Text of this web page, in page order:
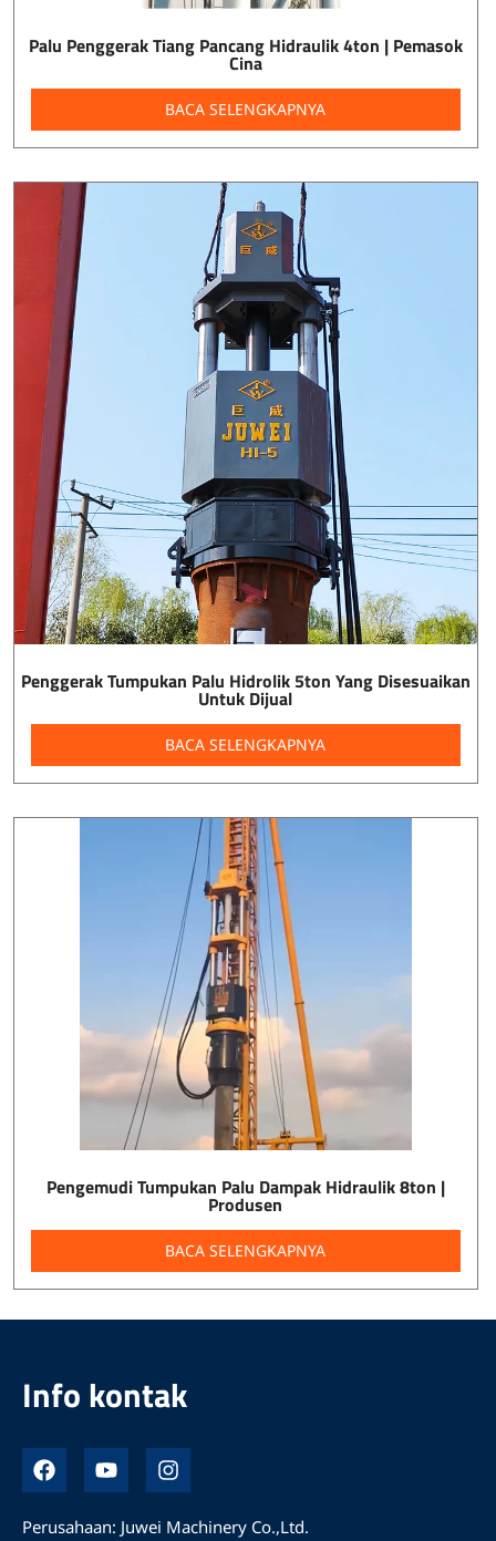
Palu Penggerak Tiang Pancang Hidraulik 4ton | Pemasok
Cina
BACA SELENGKAPNYA
Penggerak Tumpukan Palu Hidrolik 5ton Yang Disesuaikan
Untuk Dijual
BACA SELENGKAPNYA
Pengemudi Tumpukan Palu Dampak Hidraulik 8ton |
Produsen
BACA SELENGKAPNYA
Info kontak
I
n
d
o
Y
o
u
t
I
n
s
t
Perusahaan: Juwei Machinery Co.,Ltd.